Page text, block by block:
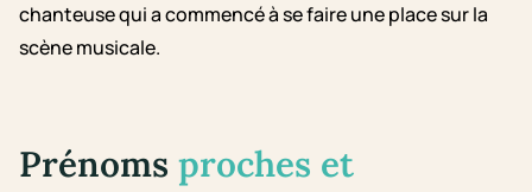
chanteuse qui a commencé à se faire une place sur la
scène musicale.
Prénoms proches et